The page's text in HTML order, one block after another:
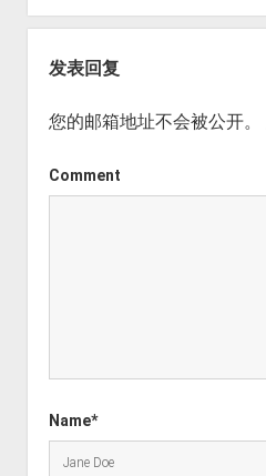
发表回复
您的邮箱地址不会被公开。
Comment
Name*